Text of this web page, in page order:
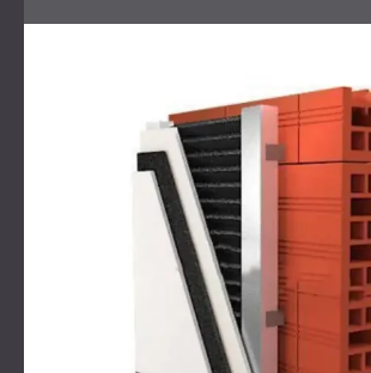
Der Kunde berichtete von ständigen
darüberliegenden Wohnung. Der Lärm
Schreien, knallende Türen und
Trittschallgeräusche. Er war Tag und
unerträglich geworden. Herkömmliche
Schallschutzlösungen reichten bei
aus. Die einzige Möglichkeit, sowohl Luft-
Körperschall zu reduzieren, war die
umfassenden „Raum-in-Raum“-Systems.